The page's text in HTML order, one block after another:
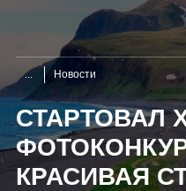
Новости
СТАРТОВАЛ
КРАСИВАЯ